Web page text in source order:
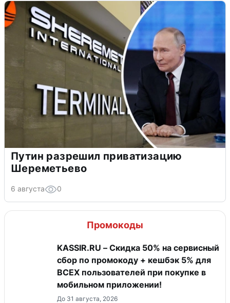
Путин разрешил приватизацию
Шереметьево
6 августа 0
Промокоды
KASSIR.RU – Скидка 50% на сервисный
сбор по промокоду + кешбэк 5% для
ВСЕХ пользователей при покупке в
мобильном приложении!
До 31 августа, 2026